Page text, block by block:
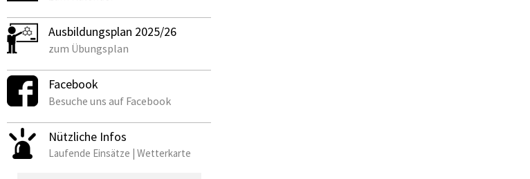
Ausbildungsplan 2025/26
zum Übungsplan
Facebook
Besuche uns auf Facebook
Nützliche Infos
Laufende Einsätze | Wetterkarte